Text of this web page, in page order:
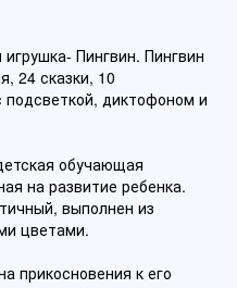
Пингвин. Пингвин
24 сказки, 10
подсветкой, диктофоном и
обучающая
на развитие ребенка.
выполнен из
цветами.
прикосновения к его